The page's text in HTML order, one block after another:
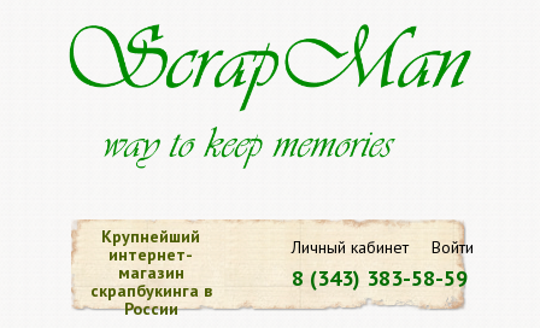
Личный кабинет Войти
8 (343) 383-58-59
Крупнейший
интернет-
магазин
скрапбукинга в
России